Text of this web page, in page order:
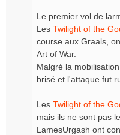
Le premier vol de
Les Twilight of the
course aux Graals,
Art of War.
Malgré la
brisé et l'attaque fut
Les Twilight of the
mais ils ne sont pas
LamesUrgash ont